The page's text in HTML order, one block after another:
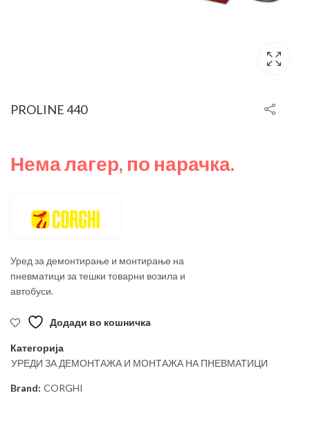
PROLINE 440
Нема лагер, по нарачка.
Уред за демонтирање и монтирање на
пневматици за тешки товарни возила и
автобуси.
Додади во кошничка
Категорија
УРЕДИ ЗА ДЕМОНТАЖА И МОНТАЖА НА ПНЕВМАТИЦИ
Brand: CORGHI